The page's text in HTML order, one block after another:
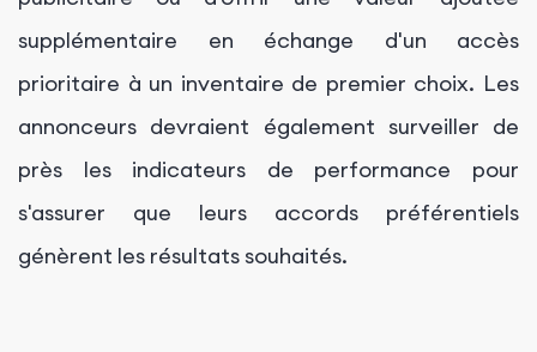
supplémentaire en échange d'un accès
prioritaire à un inventaire de premier choix. Les
annonceurs devraient également surveiller de
près les indicateurs de performance pour
s'assurer que leurs accords préférentiels
génèrent les résultats souhaités.